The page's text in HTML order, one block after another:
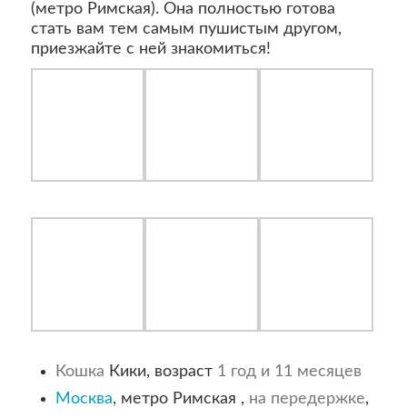
(метро Римская). Она полностью готова
стать вам тем самым пушистым другом,
приезжайте с ней знакомиться!
Кошка Кики, возраст 1 год и 11 месяцев
Москва, метро Римская , на передержке,